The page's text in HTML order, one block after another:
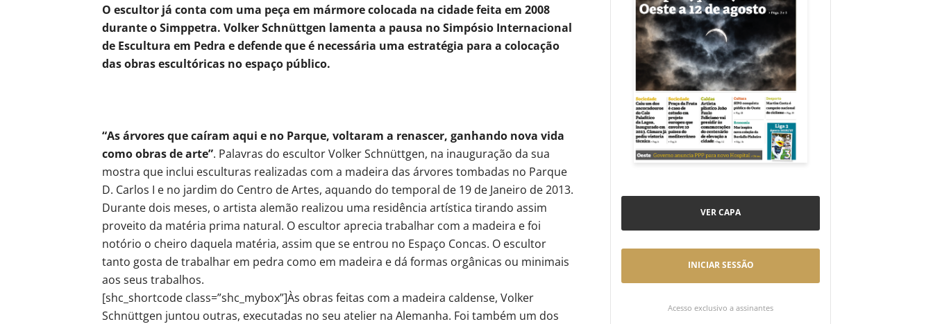
O escultor já conta com uma peça em mármore colocada na cidade feita em 2008
durante o Simppetra. Volker Schnüttgen lamenta a pausa no Simpósio Internacional
de Escultura em Pedra e defende que é necessária uma estratégia para a colocação
das obras escultóricas no espaço público.
“As árvores que caíram aqui e no Parque, voltaram a renascer, ganhando nova vida
como obras de arte”. Palavras do escultor Volker Schnüttgen, na inauguração da sua
mostra que inclui esculturas realizadas com a madeira das árvores tombadas no Parque
D. Carlos I e no jardim do Centro de Artes, aquando do temporal de 19 de Janeiro de 2013.
Durante dois meses, o artista alemão realizou uma residência artística tirando assim
proveito da matéria prima natural. O escultor aprecia trabalhar com a madeira e foi
notório o cheiro daquela matéria, assim que se entrou no Espaço Concas. O escultor
tanto gosta de trabalhar em pedra como em madeira e dá formas orgânicas ou minimais
aos seus trabalhos.
[shc_shortcode class=”shc_mybox”]Às obras feitas com a madeira caldense, Volker
Schnüttgen juntou outras, executadas no seu atelier na Alemanha. Foi também um dos
VER CAPA
INICIAR SESSÃO
Acesso exclusivo a assinantes